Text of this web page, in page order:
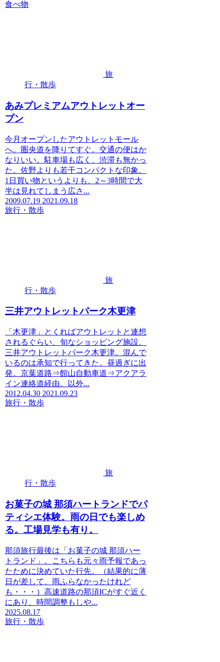
食べ物
旅
行・散歩
あみプレミアムアウトレットオー
プン
今月オープンしたアウトレットモール
へ。圏央道を降りてすぐ。交通の便はか
なりいい。駐車場も広く、渋滞も無かっ
た。佐野よりも若干コンパクトな印象。
1日買い物というよりも、2～3時間で大
半は見れてしまう広さ...
2009.07.19 2021.09.18
旅行・散歩
旅
行・散歩
三井アウトレットパーク木更津
「木更津」とくればアウトレットと連想
されるぐらい、旬なショッピング施設。
三井アウトレットパーク木更津。混んで
いるのは承知で行ってきた。昼過ぎに出
発。京葉道路⇒館山自動車道⇒アクアラ
イン連絡道経由。以外...
2012.04.30 2021.09.23
旅行・散歩
旅
行・散歩
お菓子の城 那須ハートランドでパ
ティシエ体験。雨の日でも楽しめ
る。工場見学も有り。
那須旅行最後は「お菓子の城 那須ハー
トランド」。こちらも元々雨予報であっ
たために決めていた行先。（結果的に薄
日が差して、雨ふらなかったけれど
も・・・）高速道路の那須ICがすぐ近く
にあり、時間調整もしや...
2025.08.17
旅行・散歩